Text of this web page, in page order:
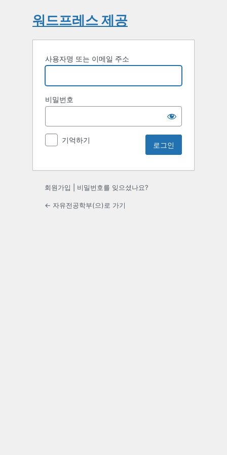
워드프레스 제공
사용자명 또는 이메일 주소
비밀번호
기억하기
회원가입 비밀번호를 잊으셨나요?
← 자유전공학부(으)로 가기